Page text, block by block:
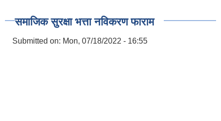
समाजिक सुरक्षा भत्ता नविकरण फाराम
Submitted on: Mon, 07/18/2022 - 16:55